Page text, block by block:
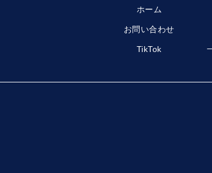
ホーム
お問い合わせ
TikTok